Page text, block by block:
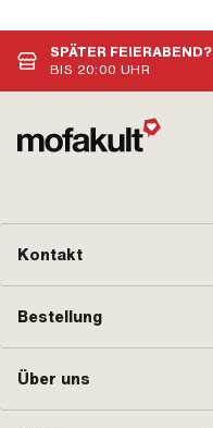
SPÄTER FEIERABEND?
BIS 20:00 UHR
Kontakt
Bestellung
Über uns